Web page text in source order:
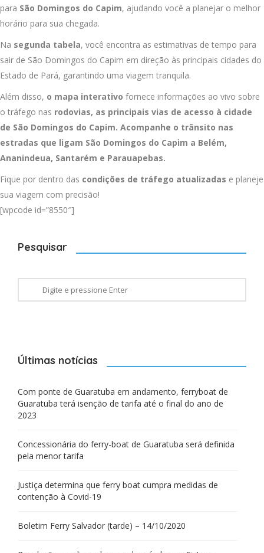
para São Domingos do Capim, ajudando você a planejar o melhor
horário para sua chegada.
Na segunda tabela, você encontra as estimativas de tempo para
sair de São Domingos do Capim em direção às principais cidades do
Estado de Pará, garantindo uma viagem tranquila.
Além disso, o mapa interativo fornece informações ao vivo sobre
o tráfego nas rodovias, as principais vias de acesso à cidade
de São Domingos do Capim. Acompanhe o trânsito nas
estradas que ligam São Domingos do Capim a Belém,
Ananindeua, Santarém e Parauapebas.
Fique por dentro das condições de tráfego atualizadas e planeje
sua viagem com precisão!
[wpcode id=”8550″]
Pesquisar
Últimas notícias
Com ponte de Guaratuba em andamento, ferryboat de
Guaratuba terá isenção de tarifa até o final do ano de
2023
Concessionária do ferry-boat de Guaratuba será definida
pela menor tarifa
Justiça determina que ferry boat cumpra medidas de
contenção à Covid-19
Boletim Ferry Salvador (tarde) – 14/10/2020